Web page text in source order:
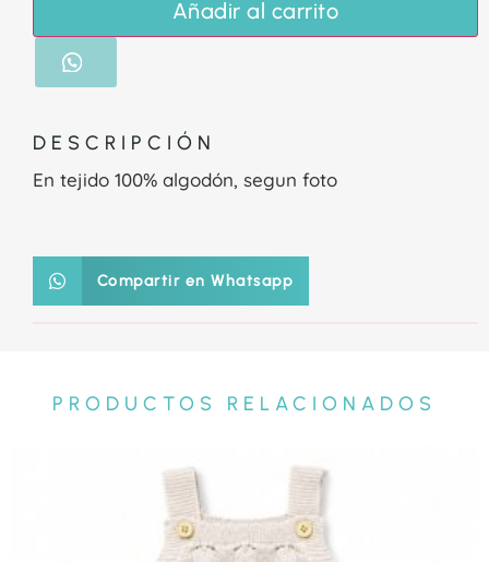
Añadir al carrito
DESCRIPCIÓN
En tejido 100% algodón, segun foto
Compartir en Whatsapp
PRODUCTOS RELACIONADOS